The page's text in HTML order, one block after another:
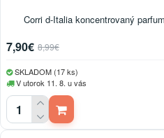
Corri d-Italia koncentrovaný
7,90€ 8,99€
SKLADOM (17 ks)
V utorok 11. 8. u vás